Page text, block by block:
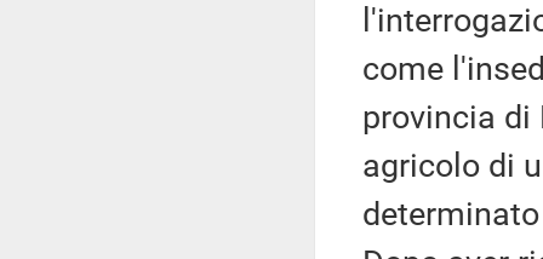
come
provincia di
agricolo di